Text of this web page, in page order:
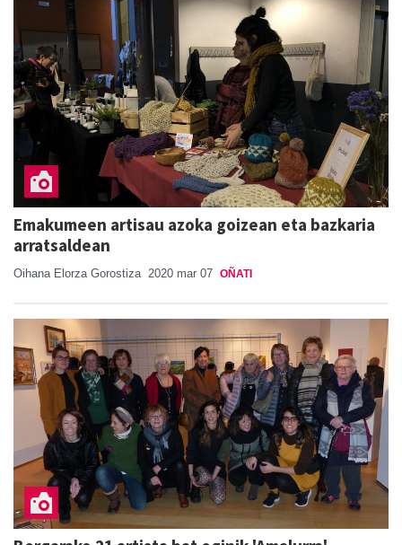
Emakumeen artisau azoka goizean eta bazkaria
arratsaldean
Oihana Elorza Gorostiza 2020 mar 07 OÑATI